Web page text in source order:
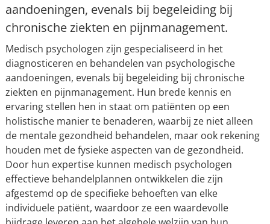
aandoeningen, evenals bij begeleiding bij
chronische ziekten en pijnmanagement.
Medisch psychologen zijn gespecialiseerd in het
diagnosticeren en behandelen van psychologische
aandoeningen, evenals bij begeleiding bij chronische
ziekten en pijnmanagement. Hun brede kennis en
ervaring stellen hen in staat om patiënten op een
holistische manier te benaderen, waarbij ze niet alleen
de mentale gezondheid behandelen, maar ook rekening
houden met de fysieke aspecten van de gezondheid.
Door hun expertise kunnen medisch psychologen
effectieve behandelplannen ontwikkelen die zijn
afgestemd op de specifieke behoeften van elke
individuele patiënt, waardoor ze een waardevolle